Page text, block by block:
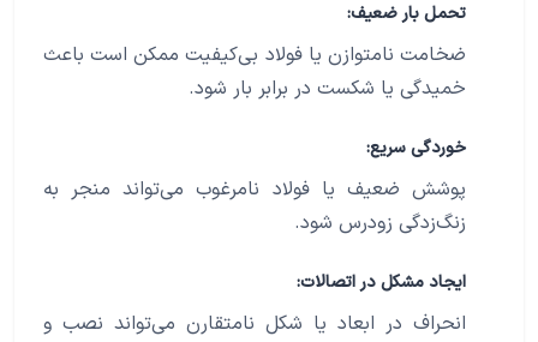
تحمل بار ضعیف:
ضخامت نامتوازن یا فولاد بی‌کیفیت ممکن است باعث
خمیدگی یا شکست در برابر بار شود.
خوردگی سریع:
پوشش ضعیف یا فولاد نامرغوب می‌تواند منجر به
زنگ‌زدگی زودرس شود.
ایجاد مشکل در اتصالات:
انحراف در ابعاد یا شکل نامتقارن می‌تواند نصب و